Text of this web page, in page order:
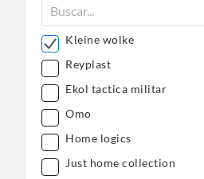
Kleine wolke
Reyplast
Ekol tactica militar
Omo
Home logics
Just home collection